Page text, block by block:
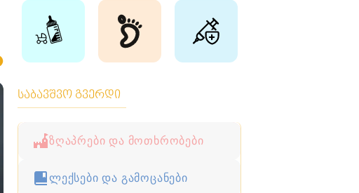
საბავშვო გვერდი
ზღაპრები და მოთხრობები
ლექსები და გამოცანები